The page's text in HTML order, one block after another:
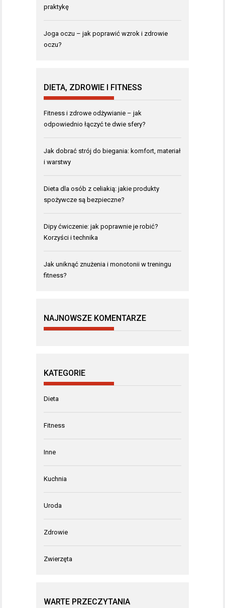
praktykę
Joga oczu – jak poprawić wzrok i zdrowie
oczu?
DIETA, ZDROWIE I FITNESS
Fitness i zdrowe odżywianie – jak
odpowiednio łączyć te dwie sfery?
Jak dobrać strój do biegania: komfort, materiał
i warstwy
Dieta dla osób z celiakią: jakie produkty
spożywcze są bezpieczne?
Dipy ćwiczenie: jak poprawnie je robić?
Korzyści i technika
Jak uniknąć znużenia i monotonii w treningu
fitness?
NAJNOWSZE KOMENTARZE
KATEGORIE
Dieta
Fitness
Inne
Kuchnia
Uroda
Zdrowie
Zwierzęta
WARTE PRZECZYTANIA